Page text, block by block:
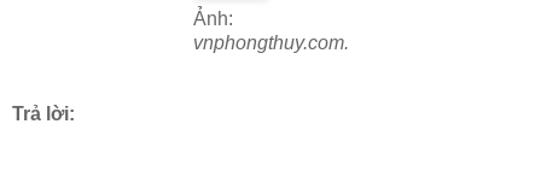
Ảnh:
vnphongthuy.com.
Trả lời: